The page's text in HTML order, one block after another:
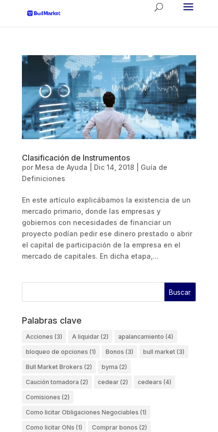
Clasificación de Instrumentos
por Mesa de Ayuda Dic 14, 2018
Guía de
Definiciones
En este artículo explicábamos la existencia de un
mercado primario, donde las empresas y
gobiernos con necesidades de financiar un
proyecto podían pedir ese dinero prestado o abrir
el capital de participación de la empresa en el
mercado de capitales. En dicha etapa,...
Palabras clave
Acciones (3) A liquidar(2) apalancamiento (4)
bloqueo de opciones (1) Bonos (3) bull market(3)
Bull Market Brokers (2) byma (2)
Caución tomadora (2) cedear(2) cedears (4)
Comisiones (2)
Como licitar Obligaciones Negociables (1)
Como licitar ONs (1) Comprar bonos (2)